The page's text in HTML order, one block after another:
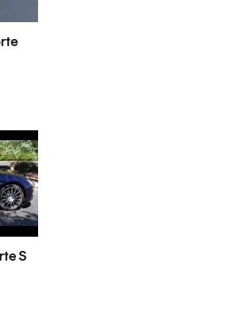
S